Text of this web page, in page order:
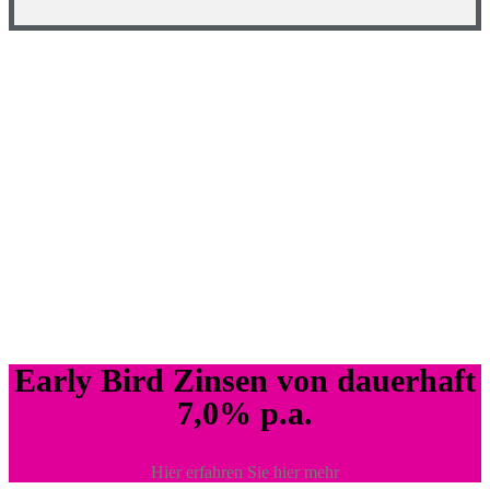
Early Bird Zinsen von dauerhaft
7,0% p.a.
Hier erfahren Sie hier mehr